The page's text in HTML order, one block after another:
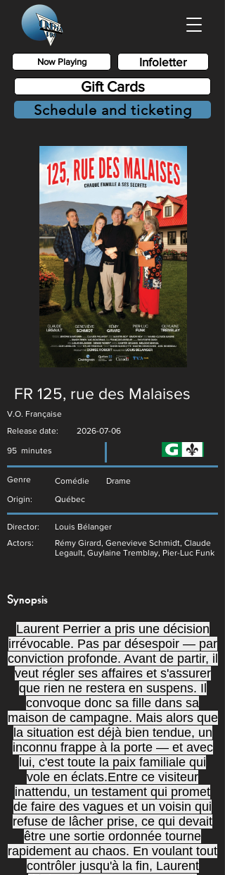
Infoletter
Gift Cards
Schedule and ticketing
Now Playing
FR 125, rue des Malaises
V.O. Française
Release date:
2026-07-06
95 minutes
Genre
Origin:
Comédie
Drame
Québec
Director:
Louis Bélanger
Actors:
Rémy Girard, Genevieve Schmidt, Claude
Legault, Guylaine Tremblay, Pier-Luc Funk
Synopsis
Laurent Perrier a pris une décision
irrévocable. Pas par désespoir — par
conviction profonde. Avant de partir, il
veut régler ses affaires et s'assurer
que rien ne restera en suspens. Il
convoque donc sa fille dans sa
maison de campagne. Mais alors que
la situation est déjà bien tendue, un
inconnu frappe à la porte — et avec
lui, c'est toute la paix familiale qui
vole en éclats.Entre ce visiteur
inattendu, un testament qui promet
de faire des vagues et un voisin qui
refuse de lâcher prise, ce qui devait
être une sortie ordonnée tourne
rapidement au chaos. En voulant tout
contrôler jusqu'à la fin, Laurent